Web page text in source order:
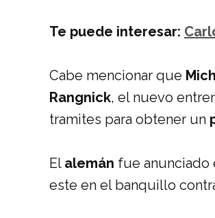
Te puede interesar:
Cabe mencionar que
Rangnick, el nuevo
tramites para obtener un
El alemán fue anunciado
este en el banquillo